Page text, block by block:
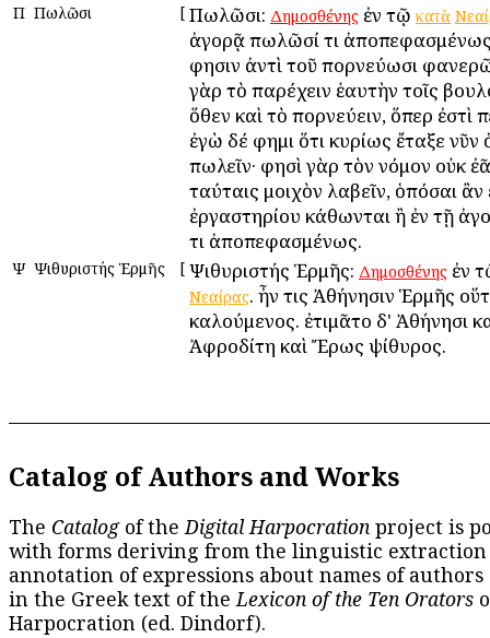
Π Πωλῶσι [ Πωλῶσι: Δημοσθένης ἐν τῷ κατὰ
ἀγορᾷ πωλῶσί τι
φησιν ἀντὶ τοῦ πορνεύωσι
γὰρ τὸ παρέχειν ἑαυτὴν τοῖς
ὅθεν καὶ τὸ πορνεύειν, ὅπερ ἐστὶ
ἐγὼ δέ φημι ὅτι κυρίως ἔταξε
πωλεῖν· φησὶ γὰρ τὸν νόμον οὐκ
ταύταις μοιχὸν λαβεῖν, ὁπόσαι ἂν
ἐργαστηρίου κάθωνται ἢ ἐν τῇ
τι ἀποπεφασμένως.
Ψ Ψιθυριστής Ἑρμῆς [ Ψιθυριστής Ἑρμῆς: Δημοσθένης ἐν
Νεαίρας. ἦν τις Ἀθήνησιν Ἑρμῆς
καλούμενος. ἐτιμᾶτο δ' Ἀθήνησι
Ἀφροδίτη καὶ Ἔρως ψίθυρος.
Catalog of Authors and Works
The Catalogof theDigital Harpocration project is
with forms deriving from the linguistic extraction
annotation of expressions about names of
in the Greek text of theLexicon of the Ten Orators
Harpocration (ed. Dindorf).